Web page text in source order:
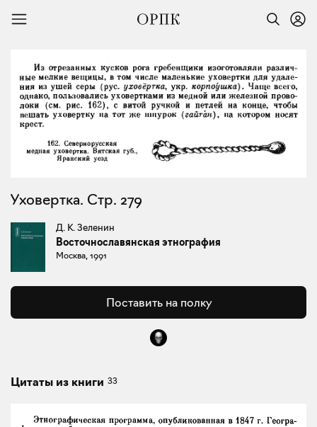
Уховертка. Стр. 279
Д. К. Зеленин
Восточнославянская этнография
Москва, 1991
Поставить на полку
Цитаты из книги 33